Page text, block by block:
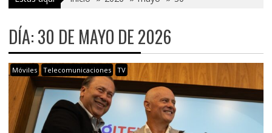
DÍA:30 DE MAYO DE 2026
Móviles Telecomunicaciones TV